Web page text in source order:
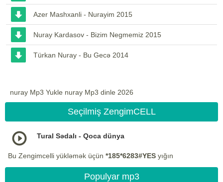
Azer Mashxanli - Nurayim 2015
Nuray Kardasov - Bizim Negmemiz 2015
Türkan Nuray - Bu Gecə 2014
nuray Mp3 Yukle nuray Mp3 dinle 2026
Seçilmiş ZengimCELL
Tural Sədalı - Qoca dünya
Bu Zengimcelli yükləmək üçün *185*6283#YES yığın
Populyar mp3